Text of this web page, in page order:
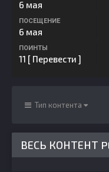
6 мая
ПОСЕЩЕНИЕ
6 мая
ПОИНТЫ
11 [ Перевести ]
Тип контента
ВЕСЬ КОНТЕНТ